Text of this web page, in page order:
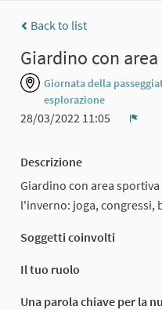
Back to list
Giardino con
Giornata della
esplorazione
28/03/2022 11:05
Descrizione
Giardino con area
l'inverno: joga, congressi,
Soggetti coinvolti
Il tuo ruolo
Una parola chiave per la